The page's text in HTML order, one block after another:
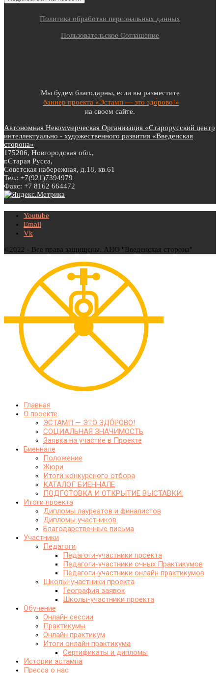
Политика обработки персональных данных
Пользовательское Соглашение
Мы будем благодарны, если вы разместите
баннер проекта «Эстамп — это здо́рово!»
на своем сайте.
Автономная Некоммерческая Организация «Старорусский центр
интеллектуально - художественного развития «Введенская
сторона»
175206, Новгородская обл.,
г.Старая Русса,
Советская набережная, д.18, кв.61
Тел.: +7(921)7394979
Факс: +7 8162 664472
Youtube
Email
Vk
©2022 - Все права защищены. АНО "Введенская сторона"
Главная
О проекте
ЭСТАМП — ЭТО ЗДО́РОВО!
СОЦИАЛЬНАЯ ЗНАЧИМОСТЬ
Заявка на участие в Проекте
Биеннале
Положение
Жюри
Итоги конкурсного отбора
КАТАЛОГ БИЕННАЛЕ
ПОДГОТОВКА И ОТКРЫТИЕ ВЫСТАВКИ.
Итоги проекта
Дипломы лауреатов и финалистов
Дипломы участников
Благодарственные письма
Участники
Педагоги
Педагоги-участники проекта
Педагоги-участники очных Практикумов
Педагоги-участники онлайн практикумов
Школы-участники проекта
География заявок
Школы-участники проекта
Обучение
Онлайн сессии
Практикумы
Онлайн практикум
Итоги онлайн практикума
Сертификаты и дипломы
Истории эстампа
Пресса о нас